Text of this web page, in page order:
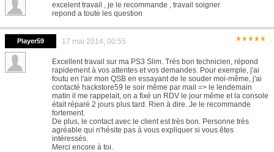
excelent travail , je le recommande , travail soigner
repond a toute les question
Player59 17 mai 2014, 00:55 *****
Excellent travail sur ma PS3 Slim. Trés bon technicien, répond
rapidement à vos attentes et vos demandes. Pour exemple, j'ai
foutu en l'air mon QSB en essayant de le souder moi-même, j'ai
contacté hackstore59 le soir même par mail => le lendemain
matin il me rappelait, on a fixé un RDV le jour même et la console
était réparé 2 jours plus tard. Rien à dire. Je le recommande
fortement.
De plus, le contact avec le client est très bon. Personne très
agréable qui n'hésite pas à vous expliquer si vous êtes
intéressés.
Merci encore à toi.